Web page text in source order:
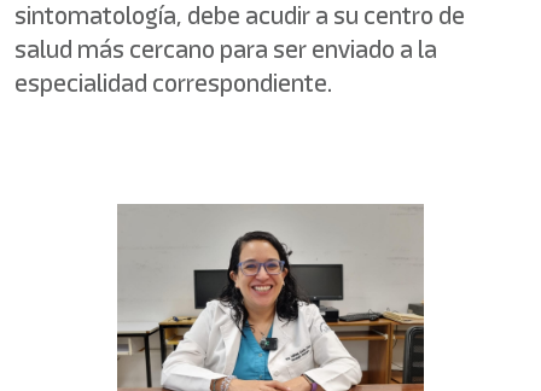
sintomatología, debe acudir a su centro de
salud más cercano para ser enviado a la
especialidad correspondiente.